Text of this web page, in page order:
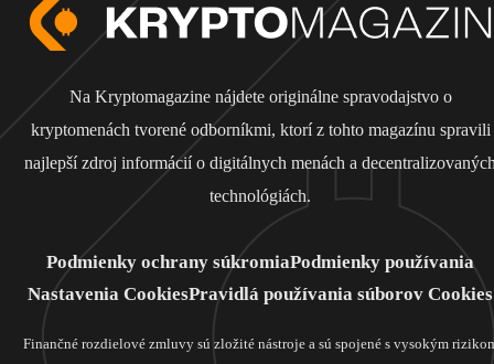
Na Kryptomagazine nájdete originálne spravodajstvo o
kryptomenách tvorené odborníkmi, ktorí z tohto magazínu spravili
najlepší zdroj informácií o digitálnych menách a
technológiách.
Podmienky ochrany súkromiaPodmienky používania
Nastavenia CookiesPravidlá používania súborov Cookies
Finančné rozdielové zmluvy sú zložité nástroje a sú spojené s vysokým